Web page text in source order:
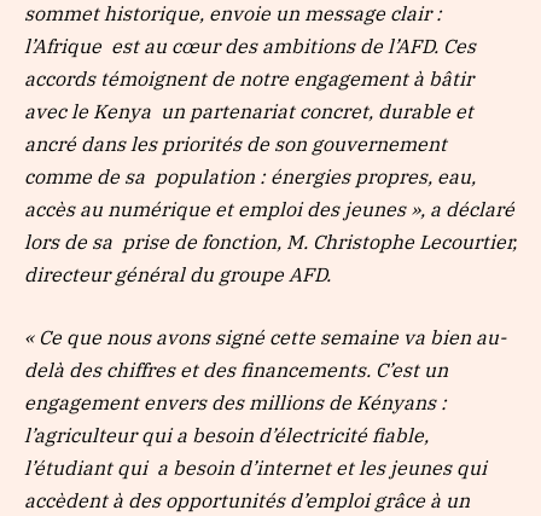
sommet historique, envoie un message clair :
l’Afrique est au cœur des ambitions de l’AFD. Ces
accords témoignent de notre engagement à bâtir
avec le Kenya un partenariat concret, durable et
ancré dans les priorités de son gouvernement
comme de sa population : énergies propres, eau,
accès au numérique et emploi des jeunes », a déclaré
lors de sa prise de fonction, M. Christophe Lecourtier,
directeur général du groupe AFD.
« Ce que nous avons signé cette semaine va bien au-
delà des chiffres et des financements. C’est un
engagement envers des millions de Kényans :
l’agriculteur qui a besoin d’électricité fiable,
l’étudiant qui a besoin d’internet et les jeunes qui
accèdent à des opportunités d’emploi grâce à un